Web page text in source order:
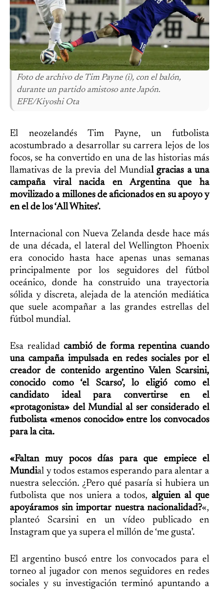
Foto de archivo de Tim Payne (i), con el balón,
durante un partido amistoso ante Japón.
EFE/Kiyoshi Ota
El neozelandés Tim Payne, un futbolista
acostumbrado a desarrollar su carrera lejos de los
focos, se ha convertido en una de las historias más
llamativas de la previa del Mundial gracias a una
campaña viral nacida en Argentina que ha
movilizado a millones de aficionados en su apoyo y
en el de los ‘All Whites’.
Internacional con Nueva Zelanda desde hace más
de una década, el lateral del Wellington Phoenix
era conocido hasta hace apenas unas semanas
principalmente por los seguidores del fútbol
oceánico, donde ha construido una trayectoria
sólida y discreta, alejada de la atención mediática
que suele acompañar a las grandes estrellas del
fútbol mundial.
Esa realidadcambió de forma repentina cuando
una campaña impulsada en redes sociales por el
creador de contenido argentino Valen Scarsini,
conocido como ‘el Scarso’, lo eligió como el
candidato ideal para convertirse en el
«protagonista» del Mundial al ser considerado el
futbolista «menos conocido» entre los convocados
para la cita.
«Faltan muy pocos días para que empiece el
Mundial y todos estamos esperando para alentar a
nuestra selección. ¿Pero qué pasaría si hubiera un
futbolista que nos uniera a todos, alguien al que
apoyáramos sin importar nuestra nacionalidad?«,
planteó Scarsini en un vídeo publicado en
Instagram que ya supera el millón de ‘me gusta’.
El argentino buscó entre los convocados para el
torneo al jugador con menos seguidores en redes
sociales y su investigación terminó apuntando a